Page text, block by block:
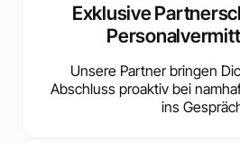
Exklusive
Unsere Partner bringen
Abschluss proaktiv bei
ins